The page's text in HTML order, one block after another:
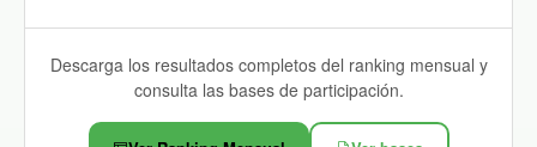
Descarga los resultados completos del ranking mensual y
consulta las bases de participación.